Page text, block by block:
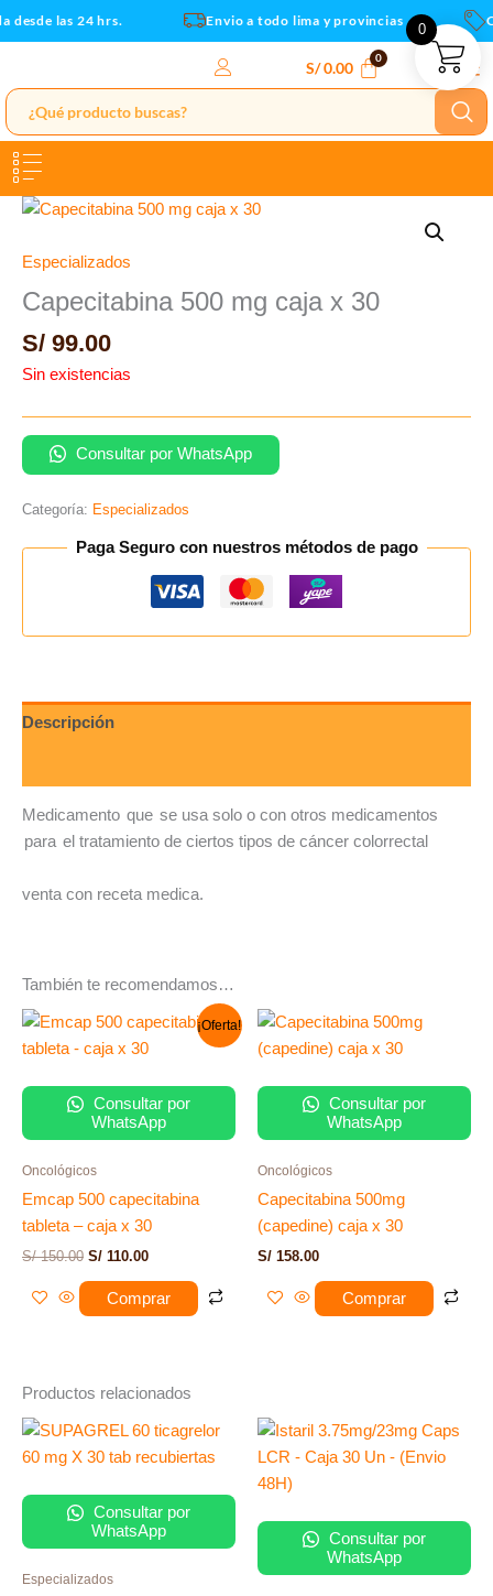
Ir
al
las 24 hrs. Envio a todo lima y provincias
S/0.00
Especializados
Capecitabina 500 mg caja x 30
S/ 99.00
Sin existencias
Consultar por WhatsApp
Categoría: Especializados
Paga Seguro con nuestros métodos de pago
Descripción
Medicamento que se usa solo o con otros medicamentos
para el tratamiento de ciertos tipos de cáncer colorrectal
venta con receta medica.
También te recomendamos…
¡Oferta!
Consultar por
WhatsApp
Oncológicos
Emcap 500 capecitabina
tableta – caja x 30
S/150.00
El
original
S/ 110.00
El
actual
Comprar
Consultar por
WhatsApp
Oncológicos
Capecitabina 500mg
(capedine) caja x 30
S/ 158.00
Comprar
Productos relacionados
Consultar por
WhatsApp
Especializados
Consultar por
WhatsApp
0